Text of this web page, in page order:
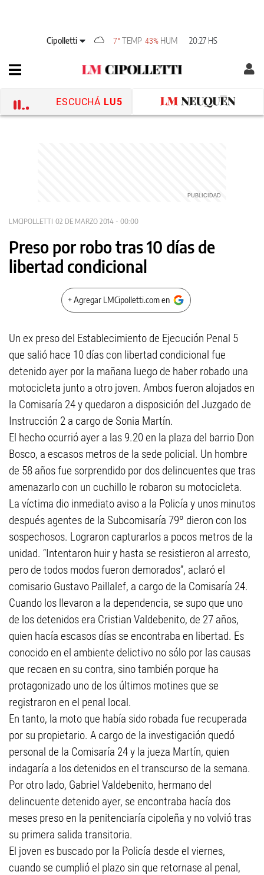
Cipolletti 7° TEMP 43% HUM 20:27 HS
ESCUCHÁ LU5
LMCIPOLLETTI 02 DE MARZO 2014 - 00:00
Preso por robo tras 10 días de
libertad condicional
+ Agregar LMCipolletti.com en
Un ex preso del Establecimiento de Ejecución Penal 5
que salió hace 10 días con libertad condicional fue
detenido ayer por la mañana luego de haber robado una
motocicleta junto a otro joven. Ambos fueron alojados en
la Comisaría 24 y quedaron a disposición del Juzgado de
Instrucción 2 a cargo de Sonia Martín.
El hecho ocurrió ayer a las 9.20 en la plaza del barrio Don
Bosco, a escasos metros de la sede policial. Un hombre
de 58 años fue sorprendido por dos delincuentes que tras
amenazarlo con un cuchillo le robaron su motocicleta.
La víctima dio inmediato aviso a la Policía y unos minutos
después agentes de la Subcomisaría 79º dieron con los
sospechosos. Lograron capturarlos a pocos metros de la
unidad. “Intentaron huir y hasta se resistieron al arresto,
pero de todos modos fueron demorados”, aclaró el
comisario Gustavo Paillalef, a cargo de la Comisaría 24.
Cuando los llevaron a la dependencia, se supo que uno
de los detenidos era Cristian Valdebenito, de 27 años,
quien hacía escasos días se encontraba en libertad. Es
conocido en el ambiente delictivo no sólo por las causas
que recaen en su contra, sino también porque ha
protagonizado uno de los últimos motines que se
registraron en el penal local.
En tanto, la moto que había sido robada fue recuperada
por su propietario. A cargo de la investigación quedó
personal de la Comisaría 24 y la jueza Martín, quien
indagaría a los detenidos en el transcurso de la semana.
Por otro lado, Gabriel Valdebenito, hermano del
delincuente detenido ayer, se encontraba hacía dos
meses preso en la penitenciaría cipoleña y no volvió tras
su primera salida transitoria.
El joven es buscado por la Policía desde el viernes,
cuando se cumplió el plazo sin que retornase al penal,